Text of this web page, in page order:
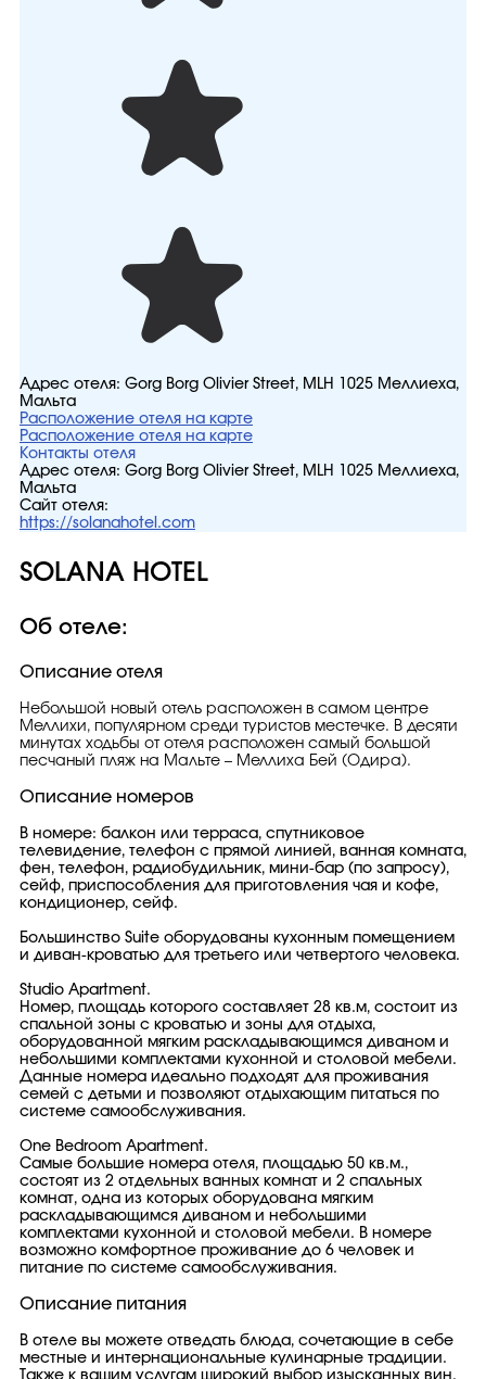
Адрес отеля: Gorg Borg Olivier Street, MLH 1025 Меллиеха,
Мальта
Расположение отеля на карте
Расположение отеля на карте
Контакты отеля
Адрес отеля: Gorg Borg Olivier Street, MLH 1025 Меллиеха,
Мальта
Сайт отеля:
https://solanahotel.com
SOLANA HOTEL
Об отеле:
Описание отеля
Небольшой новый отель расположен в самом центре
Меллихи, популярном среди туристов местечке. В десяти
минутах ходьбы от отеля расположен самый большой
песчаный пляж на Мальте – Меллиха Бей (Одира).
Описание номеров
В номере: балкон или терраса, спутниковое
телевидение, телефон с прямой линией, ванная комната,
фен, телефон, радиобудильник, мини-бар (по запросу),
сейф, приспособления для приготовления чая и кофе,
кондиционер, сейф.
Большинство Suite оборудованы кухонным помещением
и диван-кроватью для третьего или четвертого человека.
Studio Apartment.
Номер, площадь которого составляет 28 кв.м, состоит из
спальной зоны с кроватью и зоны для отдыха,
оборудованной мягким раскладывающимся диваном и
небольшими комплектами кухонной и столовой мебели.
Данные номера идеально подходят для проживания
семей с детьми и позволяют отдыхающим питаться по
системе самообслуживания.
One Bedroom Apartment.
Самые большие номера отеля, площадью 50 кв.м.,
состоят из 2 отдельных ванных комнат и 2 спальных
комнат, одна из которых оборудована мягким
раскладывающимся диваном и небольшими
комплектами кухонной и столовой мебели. В номере
возможно комфортное проживание до 6 человек и
питание по системе самообслуживания.
Описание питания
В отеле вы можете отведать блюда, сочетающие в себе
местные и интернациональные кулинарные традиции.
Также к вашим услугам широкий выбор изысканных вин.